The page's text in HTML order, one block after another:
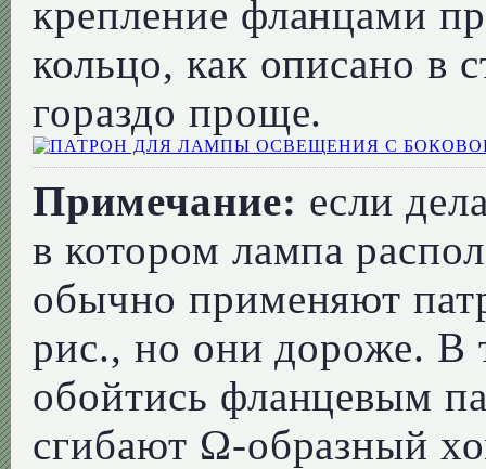
крепление фланцами
кольцо, как описано в
гораздо проще.
Примечание: если
в котором лампа
обычно применяют
рис., но они дороже. В
обойтись фланцевым
сгибают Ω-образный